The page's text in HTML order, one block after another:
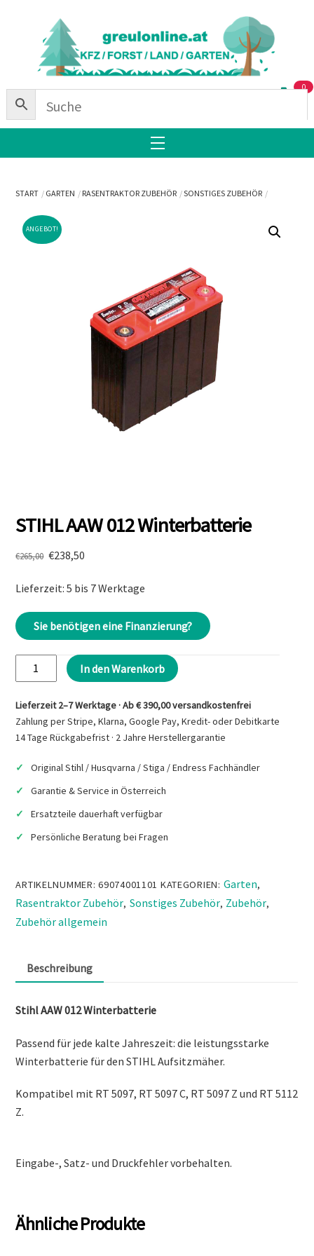
0
Menu
START GARTEN RASENTRAKTOR ZUBEHÖR SONSTIGES ZUBEHÖR
ANGEBOT!
STIHL AAW 012 Winterbatterie
€265,00 Ursprünglicher
war:
€238,50
ist:
Lieferzeit: 5 bis 7 Werktage
Sie benötigen eine Finanzierung?
STIHL
AAW
012
Winterbatterie
Menge
In den Warenkorb
Lieferzeit 2–7 Werktage · Ab € 390,00 versandkostenfrei
Zahlung per Stripe, Klarna, Google Pay, Kredit- oder Debitkarte
14 Tage Rückgabefrist · 2 Jahre Herstellergarantie
Original Stihl / Husqvarna / Stiga / Endress Fachhändler
Garantie & Service in Österreich
Ersatzteile dauerhaft verfügbar
Persönliche Beratung bei Fragen
ARTIKELNUMMER:69074001101 KATEGORIEN: Garten,
Rasentraktor Zubehör, Sonstiges Zubehör, Zubehör,
Zubehör allgemein
Beschreibung
Stihl AAW 012 Winterbatterie
Passend für jede kalte Jahreszeit: die leistungsstarke
Winterbatterie für den STIHL Aufsitzmäher.
Kompatibel mit RT 5097, RT 5097 C, RT 5097 Z und RT 5112
Z.
Eingabe-, Satz- und Druckfehler vorbehalten.
Ähnliche Produkte
To
Top